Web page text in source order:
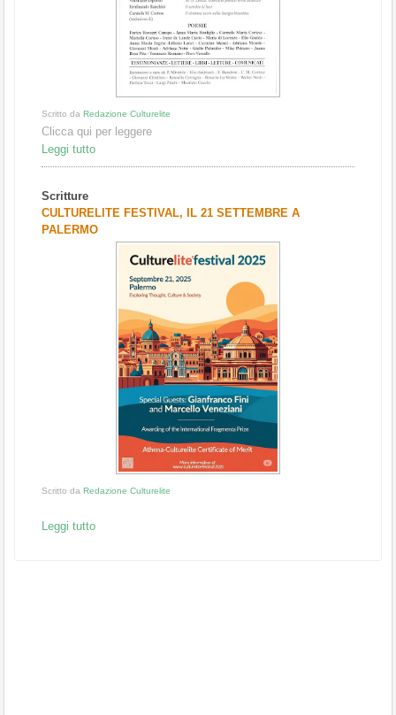
Scritto da Redazione Culturelite
Clicca qui per leggere
Leggi tutto
Scritture
CULTURELITE FESTIVAL, IL 21 SETTEMBRE A
PALERMO
Scritto da Redazione Culturelite
Leggi tutto